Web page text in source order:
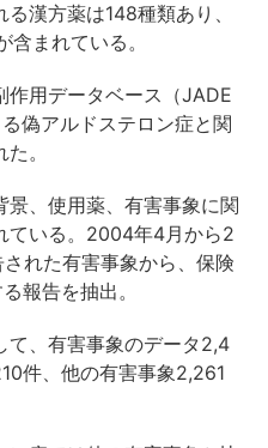
漢方薬は148種類あり、
まれている。
作用データベース（JADE
偽アルドステロン症と関
。
景、使用薬、有害事象に関
ている。2004年4月から2
れた有害事象から、保険
報告を抽出。
て、有害事象のデータ2,4
件、他の有害事象2,261